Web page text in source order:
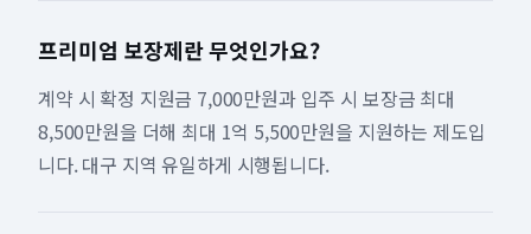
프리미엄 보장제란 무엇인가요?
계약 시 확정 지원금 7,000만원과 입주 시 보장금 최대
8,500만원을 더해 최대 1억 5,500만원을 지원하는 제도입
니다. 대구 지역 유일하게 시행됩니다.